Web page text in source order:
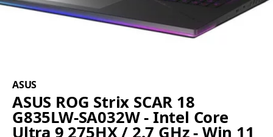
ASUS
ASUS ROG Strix SCAR 18
G835LW-SA032W - Intel Core
Ultra 9 275HX / 2.7 GHz - Win 11